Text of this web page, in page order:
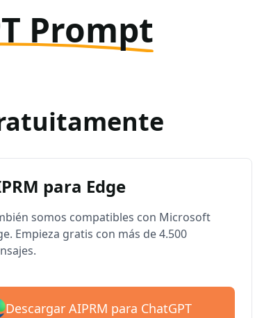
Prompt
para Edge
somos compatibles con Microsoft
Empieza gratis con más de 4.500
Descargar AIPRM para ChatGPT